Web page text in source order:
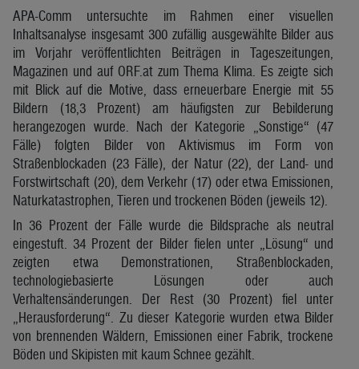
APA-Comm untersuchte im Rahmen einer visuellen
Inhaltsanalyse insgesamt 300 zufällig ausgewählte Bilder aus
im Vorjahr veröffentlichten Beiträgen in Tageszeitungen,
Magazinen und auf ORF.at zum Thema Klima. Es zeigte sich
mit Blick auf die Motive, dass erneuerbare Energie mit 55
Bildern (18,3 Prozent) am häufigsten zur Bebilderung
herangezogen wurde. Nach der Kategorie „Sonstige“ (47
Fälle) folgten Bilder von Aktivismus im Form von
Straßenblockaden (23 Fälle), der Natur (22), der Land- und
Forstwirtschaft (20), dem Verkehr (17) oder etwa Emissionen,
Naturkatastrophen, Tieren und trockenen Böden (jeweils 12).
In 36 Prozent der Fälle wurde die Bildsprache als neutral
eingestuft. 34 Prozent der Bilder fielen unter „Lösung“ und
zeigten etwa Demonstrationen, Straßenblockaden,
technologiebasierte Lösungen oder auch
Verhaltensänderungen. Der Rest (30 Prozent) fiel unter
„Herausforderung“. Zu dieser Kategorie wurden etwa Bilder
von brennenden Wäldern, Emissionen einer Fabrik, trockene
Böden und Skipisten mit kaum Schnee gezählt.